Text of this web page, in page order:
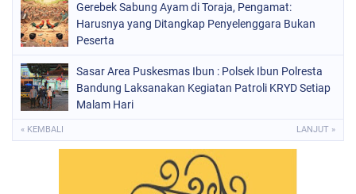
Gerebek Sabung Ayam di Toraja, Pengamat:
Harusnya yang Ditangkap Penyelenggara Bukan
Peserta
Sasar Area Puskesmas Ibun : Polsek Ibun Polresta
Bandung Laksanakan Kegiatan Patroli KRYD Setiap
Malam Hari
« KEMBALI LANJUT »